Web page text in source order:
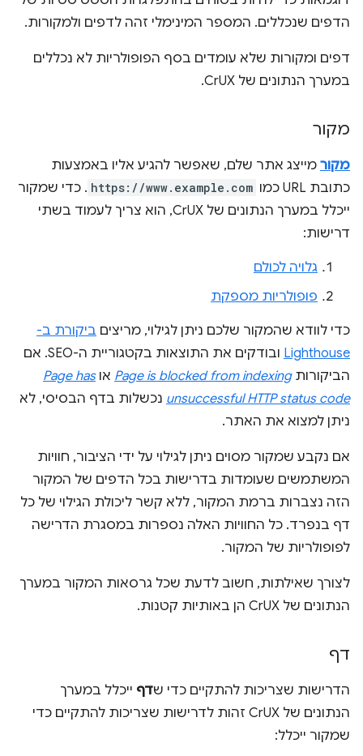
הדפים שנכללים. המספר המינימלי זהה לדפים ולמקורות.
דפים ומקורות שלא עומדים בסף הפופולריות לא נכללים
במערך הנתונים של CrUX.
מקור
מקור מייצג אתר שלם, שאפשר להגיע אליו באמצעות
כתובת URL כמו
https://www.example.com . כדי שמקור
ייכלל במערך הנתונים של CrUX, הוא צריך לעמוד בשתי
דרישות:
גלויה לכולם
פופולריות מספקת
כדי לוודא שהמקור שלכם ניתן לגילוי, מריצים ביקורת ב-
Lighthouse
ובודקים את התוצאות בקטגוריית ה-SEO. אם
הביקורותPage is blocked from indexing אוPage has
unsuccessful HTTP status code נכשלות בדף הבסיסי, לא
ניתן למצוא את האתר.
אם נקבע שמקור מסוים ניתן לגילוי על ידי הציבור, חוויות
המשתמשים שעומדות בדרישות בכל הדפים של המקור
הזה נצברות ברמת המקור, ללא קשר ליכולת הגילוי של כל
דף בנפרד. כל החוויות האלה נספרות במסגרת הדרישה
לפופולריות של המקור.
לצורך שאילתות, חשוב לדעת שכל גרסאות המקור במערך
הנתונים של CrUX הן באותיות קטנות.
דף
הדרישות שצריכות להתקיים כדי שדף ייכלל במערך
הנתונים של CrUX זהות לדרישות שצריכות להתקיים כדי
שמקור ייכלל: